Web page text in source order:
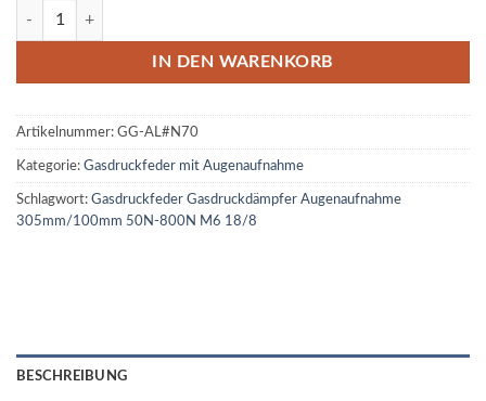
Gasdruckfeder Gasdruckdämpfer Augenaufnahme 305mm/100mm
IN DEN WARENKORB
Artikelnummer: GG-AL#N70
Kategorie: Gasdruckfeder mit Augenaufnahme
Schlagwort: Gasdruckfeder Gasdruckdämpfer Augenaufnahme
305mm/100mm 50N-800N M6 18/8
BESCHREIBUNG